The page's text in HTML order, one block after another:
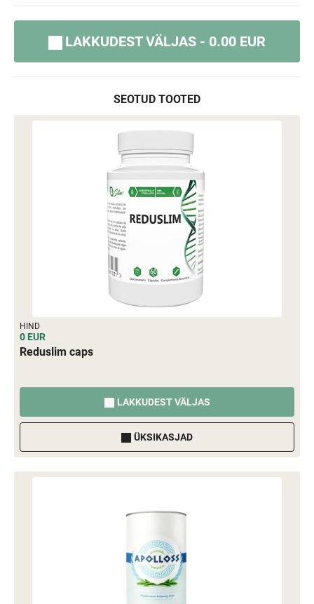
LAKKUDEST VÄLJAS - 0.00 EUR
SEOTUD TOOTED
HIND
0 EUR
Reduslim caps
LAKKUDEST VÄLJAS
ÜKSIKASJAD